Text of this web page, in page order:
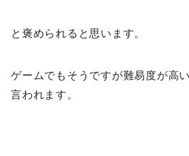
と褒められると思います。
ゲームでもそうですが難易度が高
言われます。